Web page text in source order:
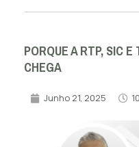
PORQUE A RTP, SIC
CHEGA
Junho 21, 2025